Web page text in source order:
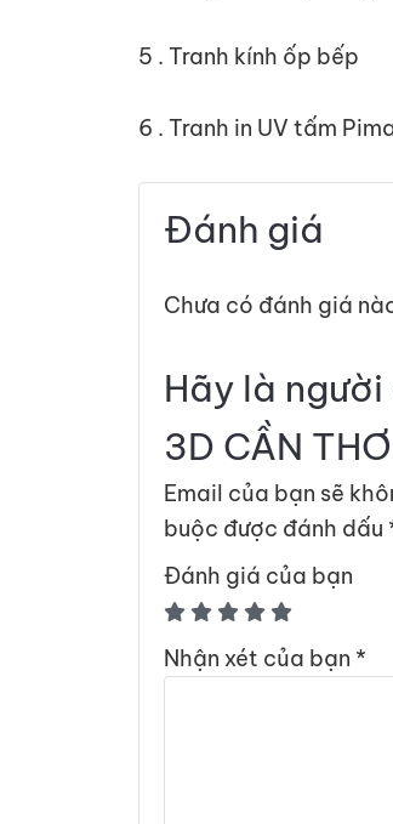
5 . Tranh kính ốp bếp
6 . Tranh in UV tấm
Đánh giá
Chưa có đánh giá
Hãy là người
3D CẦN
Email của bạn sẽ
buộc được đánh dấu
Đánh giá của bạn
Nhận xét của bạn *